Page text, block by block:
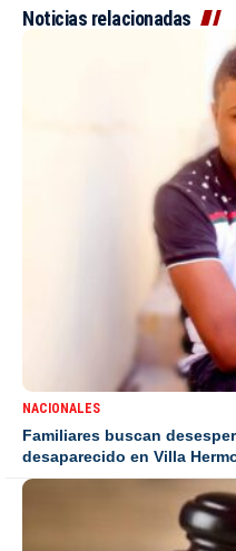
Noticias relacionadas
NACIONALES
Familiares buscan
desaparecido en Villa